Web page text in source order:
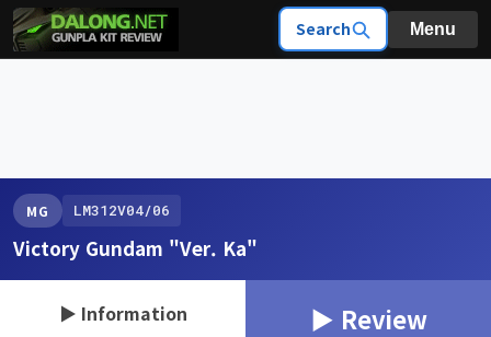
Search Menu
MG LM312V04/06
Victory Gundam "Ver. Ka"
▶ Information ▶ Review